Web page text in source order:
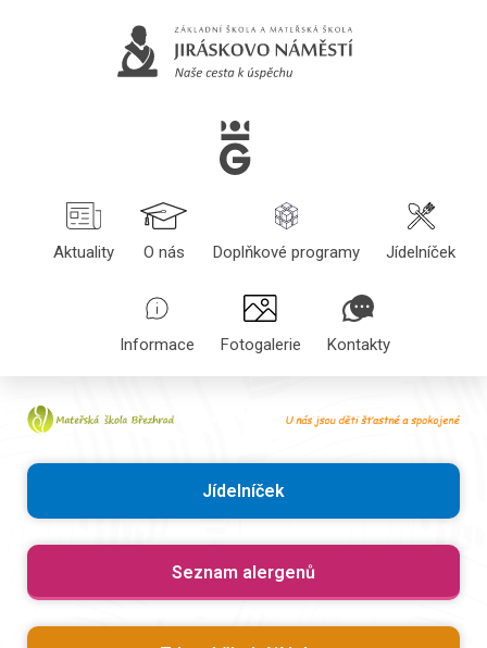
Aktuality O nás Doplňkové programy Jídelníček
Informace Fotogalerie Kontakty
Jídelníček
Seznam alergenů